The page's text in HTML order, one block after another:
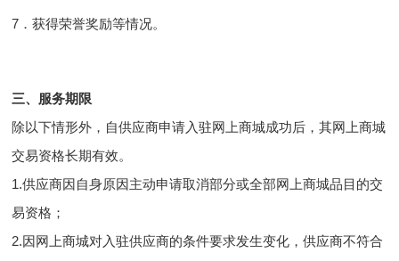
7．获得荣誉奖励等情况。
三、服务期限
除以下情形外，自供应商申请入驻网上商城成功后，其网上商城
交易资格长期有效。
1.供应商因自身原因主动申请取消部分或全部网上商城品目的交
易资格；
2.因网上商城对入驻供应商的条件要求发生变化，供应商不符合